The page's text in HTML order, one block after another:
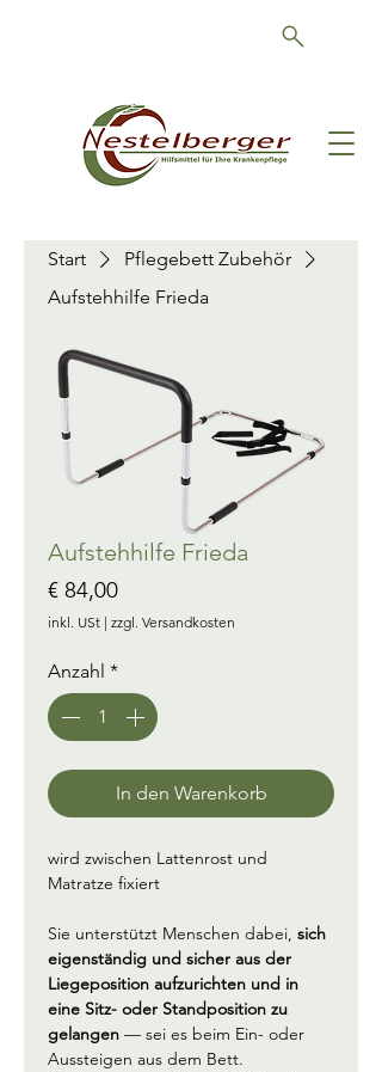
Start
Pflegebett Zubehör
Aufstehhilfe Frieda
Aufstehhilfe Frieda
€ 84,00Preis
inkl. USt | zzgl. Versandkosten
Anzahl *
In den Warenkorb
wird zwischen Lattenrost und
Matratze fixiert
Sie unterstützt Menschen dabei, sich
eigenständig und sicher aus der
Liegeposition aufzurichten und in
eine Sitz- oder Standposition zu
gelangen — sei es beim Ein- oder
Aussteigen aus dem Bett.